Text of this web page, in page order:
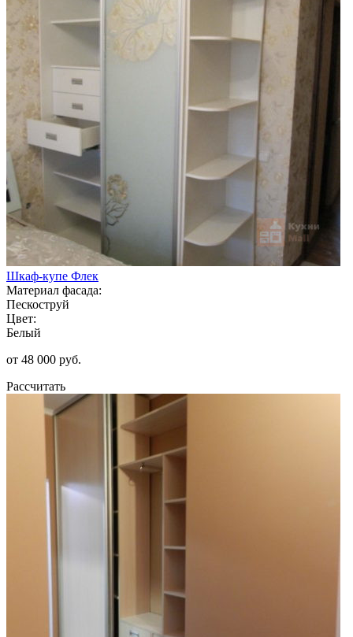
Шкаф-купе Флек
Материал фасада:
Пескоструй
Цвет:
Белый
от 48 000 руб.
Рассчитать